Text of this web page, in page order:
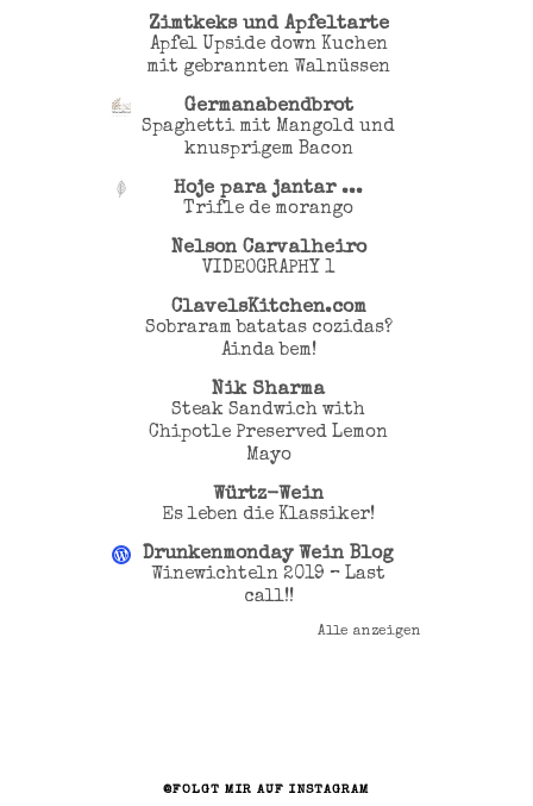
Zimtkeks und Apfeltarte
Apfel Upside down Kuchen
mit gebrannten Walnüssen
Germanabendbrot
Spaghetti mit Mangold und
knusprigem Bacon
Hoje para jantar ...
Trifle de morango
Nelson Carvalheiro
VIDEOGRAPHY 1
ClavelsKitchen.com
Sobraram batatas cozidas?
Ainda bem!
Nik Sharma
Steak Sandwich with
Chipotle Preserved Lemon
Mayo
Würtz-Wein
Es leben die Klassiker!
Drunkenmonday Wein Blog
Winewichteln 2019 – Last
call!!
Alle anzeigen
@FOLGT MIR AUF INSTAGRAM